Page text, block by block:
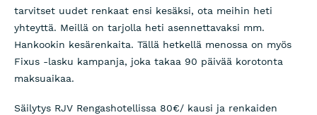
tarvitset uudet renkaat ensi kesäksi, ota meihin heti
yhteyttä. Meillä on tarjolla heti asennettavaksi mm.
Hankookin kesärenkaita. Tällä hetkellä menossa on myös
Fixus -lasku kampanja, joka takaa 90 päivää korotonta
maksuaikaa.
Säilytys RJV Rengashotellissa 80€/ kausi ja renkaiden